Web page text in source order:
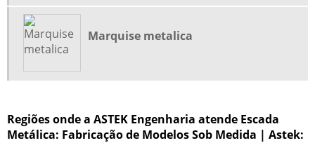
GALPAO METALICO
GALPÃO METÁLICO COMPRAR
GALPÃO METÁLICO VALOR
Marquise metalica
Regiões onde a ASTEK Engenharia atende Escada
Metálica: Fabricação de Modelos Sob Medida | Astek: